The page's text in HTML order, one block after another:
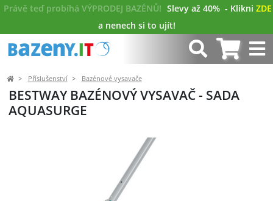
Právě teď probíhá VÝPRODEJ BAZÉNŮ! Slevy až 40% - Klikni ZDE
a nenech si to ujít!
Příslušenství Bazénové vysavače
BESTWAY BAZÉNOVÝ VYSAVAČ - SADA
AQUASURGE